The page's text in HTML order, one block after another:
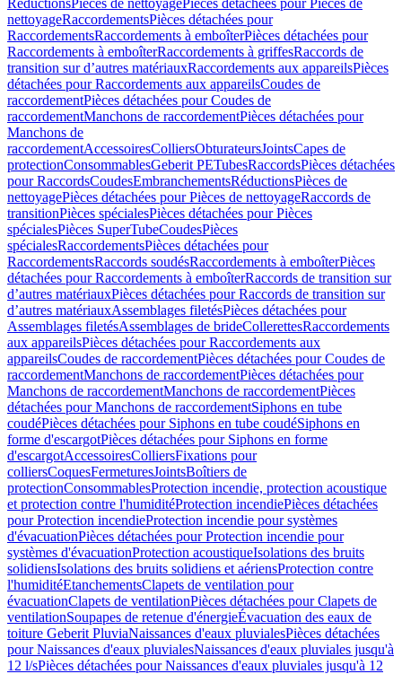
RéductionsPièces de nettoyagePièces détachées pour Pièces de
nettoyageRaccordementsPièces détachées pour
RaccordementsRaccordements à emboîterPièces détachées pour
Raccordements à emboîterRaccordements à griffesRaccords de
transition sur d’autres matériauxRaccordements aux appareilsPièces
détachées pour Raccordements aux appareilsCoudes de
raccordementPièces détachées pour Coudes de
raccordementManchons de raccordementPièces détachées pour
Manchons de
raccordementAccessoiresColliersObturateursJointsCapes de
protectionConsommablesGeberit PETubesRaccordsPièces détachées
pour RaccordsCoudesEmbranchementsRéductionsPièces de
nettoyagePièces détachées pour Pièces de nettoyageRaccords de
transitionPièces spécialesPièces détachées pour Pièces
spécialesPièces SuperTubeCoudesPièces
spécialesRaccordementsPièces détachées pour
RaccordementsRaccords soudésRaccordements à emboîterPièces
détachées pour Raccordements à emboîterRaccords de transition sur
d’autres matériauxPièces détachées pour Raccords de transition sur
d’autres matériauxAssemblages filetésPièces détachées pour
Assemblages filetésAssemblages de brideCollerettesRaccordements
aux appareilsPièces détachées pour Raccordements aux
appareilsCoudes de raccordementPièces détachées pour Coudes de
raccordementManchons de raccordementPièces détachées pour
Manchons de raccordementManchons de raccordementPièces
détachées pour Manchons de raccordementSiphons en tube
coudéPièces détachées pour Siphons en tube coudéSiphons en
forme d'escargotPièces détachées pour Siphons en forme
d'escargotAccessoiresColliersFixations pour
colliersCoquesFermeturesJointsBoîtiers de
protectionConsommablesProtection incendie, protection acoustique
et protection contre l'humiditéProtection incendiePièces détachées
pour Protection incendieProtection incendie pour systèmes
d'évacuationPièces détachées pour Protection incendie pour
systèmes d'évacuationProtection acoustiqueIsolations des bruits
solidiensIsolations des bruits solidiens et aériensProtection contre
l'humiditéEtanchementsClapets de ventilation pour
évacuationClapets de ventilationPièces détachées pour Clapets de
ventilationSoupapes de retenue d'énergieÉvacuation des eaux de
toiture Geberit PluviaNaissances d'eaux pluvialesPièces détachées
pour Naissances d'eaux pluvialesNaissances d'eaux pluviales jusqu'à
12 l/sPièces détachées pour Naissances d'eaux pluviales jusqu'à 12